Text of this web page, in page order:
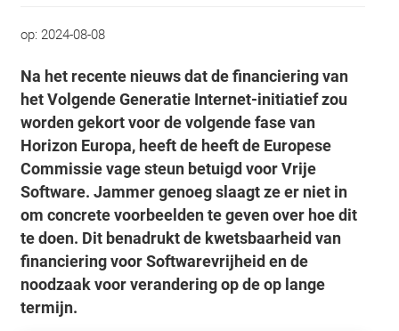
op: 2024-08-08
Na het recente nieuws dat de financiering van
het Volgende Generatie Internet-initiatief zou
worden gekort voor de volgende fase van
Horizon Europa, heeft de heeft de Europese
Commissie vage steun betuigd voor Vrije
Software. Jammer genoeg slaagt ze er niet in
om concrete voorbeelden te geven over hoe dit
te doen. Dit benadrukt de kwetsbaarheid van
financiering voor Softwarevrijheid en de
noodzaak voor verandering op de op lange
termijn.